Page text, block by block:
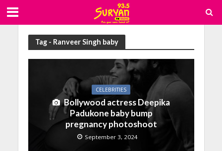
Tag - Ranveer Singh baby
CELEBRITIES
Bollywood actress Deepika
Padukone baby bump
pregnancy photoshoot
September 3, 2024